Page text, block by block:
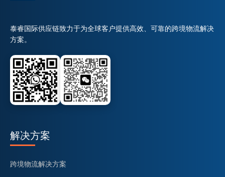
泰睿国际供应链致力于为全球客户提供高效、可靠的跨境物流解决
方案。
解决方案
跨境物流解决方案